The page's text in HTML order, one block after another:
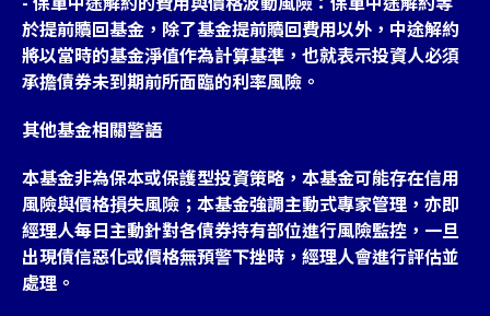
於提前贖回基金，除了基金提前贖回費用以外，中途解約
將以當時的基金淨值作為計算基準，也就表示投資人必須
承擔債券未到期前所面臨的利率風險。
其他基金相關警語
本基金非為保本或保護型投資策略，本基金可能存在信用
風險與價格損失風險；本基金強調主動式專家管理，亦即
經理人每日主動針對各債券持有部位進行風險監控，一旦
出現債信惡化或價格無預警下挫時，經理人會進行評估並
處理。